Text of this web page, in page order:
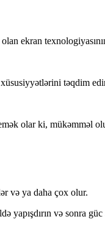
ekran
təqdim
olar ki, mükəmməl
və ya daha çox olur.
və sonra